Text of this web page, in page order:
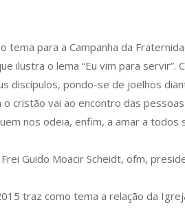
tema para a Campanha da
ilustra o lema “Eu vim para servir”.
discípulos, pondo-se de joelhos
cristão vai ao encontro das
nos odeia, enfim, a amar a todos
Guido Moacir Scheidt, ofm,
traz como tema a relação da